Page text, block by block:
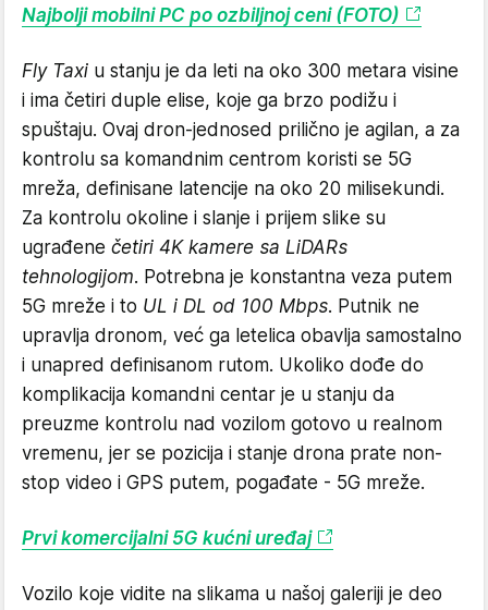
Najbolji mobilni PC po ozbiljnoj ceni (FOTO)
Fly Taxi u stanju je da leti na oko 300 metara visine
i ima četiri duple elise, koje ga brzo podižu i
spuštaju. Ovaj dron-jednosed prilično je agilan, a za
kontrolu sa komandnim centrom koristi se 5G
mreža, definisane latencije na oko 20 milisekundi.
Za kontrolu okoline i slanje i prijem slike su
ugrađene četiri 4K kamere sa LiDARs
tehnologijom. Potrebna je konstantna veza putem
5G mreže i to UL i DL od 100 Mbps. Putnik ne
upravlja dronom, već ga letelica obavlja samostalno
i unapred definisanom rutom. Ukoliko dođe do
komplikacija komandni centar je u stanju da
preuzme kontrolu nad vozilom gotovo u realnom
vremenu, jer se pozicija i stanje drona prate non-
stop video i GPS putem, pogađate - 5G mreže.
Prvi komercijalni 5G kućni uređaj
Vozilo koje vidite na slikama u našoj galeriji je deo